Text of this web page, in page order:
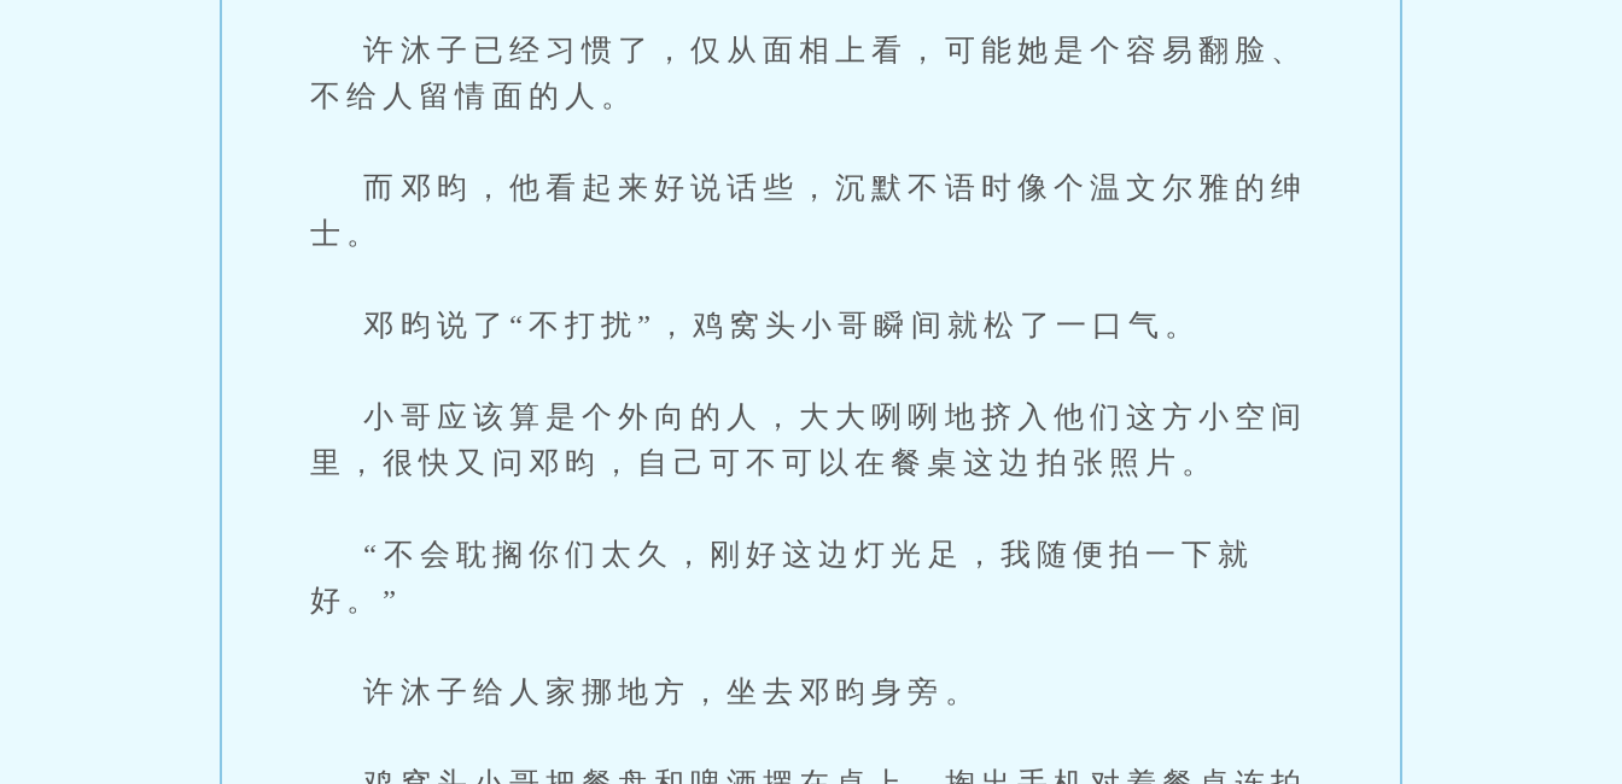
许沐子已经习惯了，仅从面相上看，可能她是个容易翻脸、
不给人留情面的人。
而邓昀，他看起来好说话些，沉默不语时像个温文尔雅的绅
士。
邓昀说了“不打扰”，鸡窝头小哥瞬间就松了一口气。
小哥应该算是个外向的人，大大咧咧地挤入他们这方小空间
里，很快又问邓昀，自己可不可以在餐桌这边拍张照片。
“不会耽搁你们太久，刚好这边灯光足，我随便拍一下就
好。”
许沐子给人家挪地方，坐去邓昀身旁。